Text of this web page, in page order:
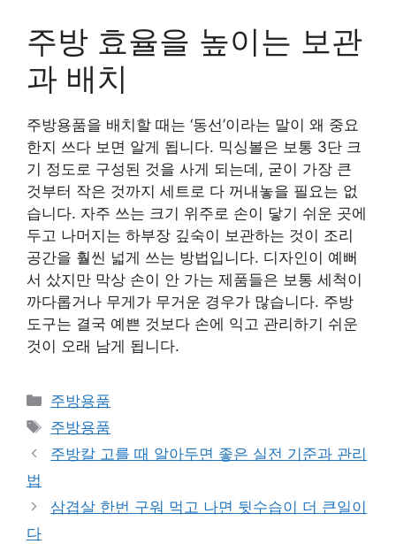
주방 효율을 높이는 보관
과 배치
주방용품을 배치할 때는 ‘동선’이라는 말이 왜 중요
한지 쓰다 보면 알게 됩니다. 믹싱볼은 보통 3단 크
기 정도로 구성된 것을 사게 되는데, 굳이 가장 큰
것부터 작은 것까지 세트로 다 꺼내놓을 필요는 없
습니다. 자주 쓰는 크기 위주로 손이 닿기 쉬운 곳에
두고 나머지는 하부장 깊숙이 보관하는 것이 조리
공간을 훨씬 넓게 쓰는 방법입니다. 디자인이 예뻐
서 샀지만 막상 손이 안 가는 제품들은 보통 세척이
까다롭거나 무게가 무거운 경우가 많습니다. 주방
도구는 결국 예쁜 것보다 손에 익고 관리하기 쉬운
것이 오래 남게 됩니다.
카
테
리
주방용품
태
그
주방용품
주방칼 고를 때 알아두면 좋은 실전 기준과 관리
법
삼겹살 한번 구워 먹고 나면 뒷수습이 더 큰일이
다